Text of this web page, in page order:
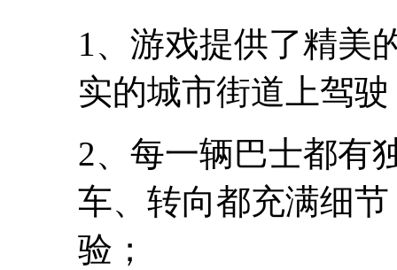
1、游戏提供了精美
实的城市街道上驾
2、每一辆巴士都有
车、转向都充满细
验；